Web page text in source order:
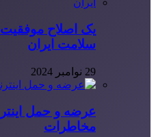
یک اصلاح موفقیت
سلامت ایران
29 نوامبر 2024
عرضه و حمل
مخاطرات